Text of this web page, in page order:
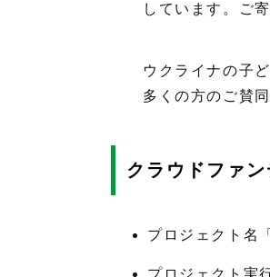
しています。ご
ウクライナの子
多くの方のご賛
クラウドファ
プロジェクト名
プロジェクト実